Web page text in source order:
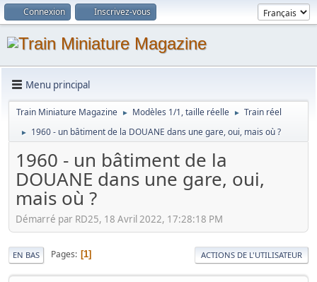
Connexion Inscrivez-vous
Menu principal
Train Miniature Magazine ► Modèles 1/1, taille réelle ► Train réel
► 1960 - un bâtiment de la DOUANE dans une gare, oui, mais où ?
1960 - un bâtiment de la
DOUANE dans une gare, oui,
mais où ?
Démarré par RD25, 18 Avril 2022, 17:28:18 PM
EN BAS Pages 1 ACTIONS DE L'UTILISATEUR